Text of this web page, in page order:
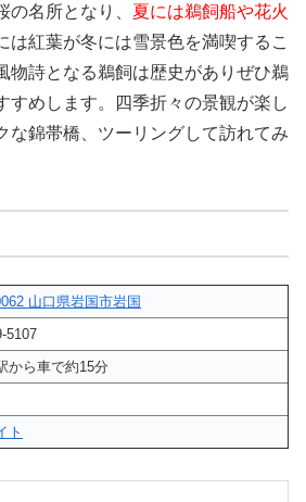
名所となり、 夏には鵜飼船や花火
は紅葉が冬には雪景色を満喫するこ
物詩となる鵜飼は歴史がありぜひ鵜
すめします。四季折々の景観が楽し
な錦帯橋、ツーリングして訪れてみ
山口県岩国市岩国
5107
から車で約15分
ト